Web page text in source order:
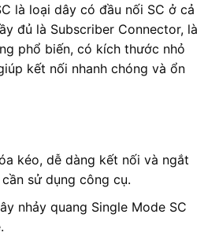
là loại dây có đầu nối SC ở cả
đủ là Subscriber Connector, là
phổ biến, có kích thước nhỏ
kết nối nhanh chóng và ổn
kéo, dễ dàng kết nối và ngắt
sử dụng công cụ.
nhảy quang Single Mode SC